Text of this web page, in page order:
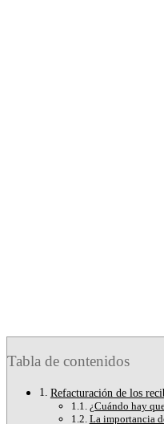
Tabla de contenidos
Refacturación de los
¿Cuándo hay
La importancia